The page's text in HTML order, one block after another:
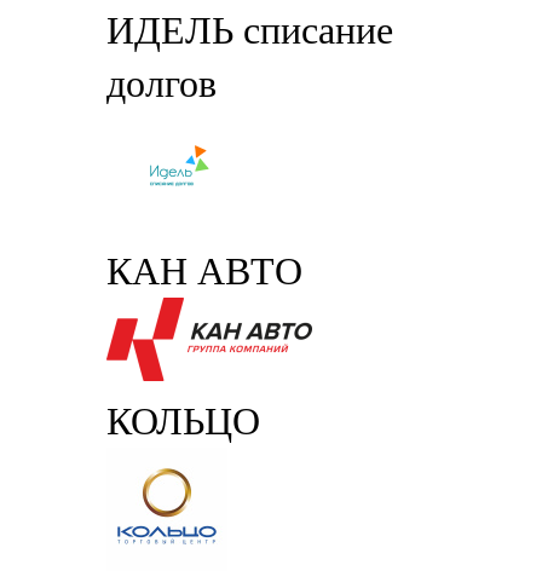
ИДЕЛЬ списание
долгов
КАН АВТО
КОЛЬЦО